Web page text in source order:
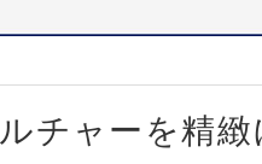
チャーを精